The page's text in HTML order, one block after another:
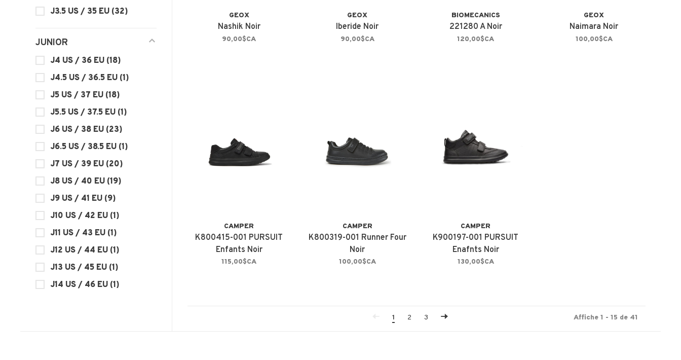
J3.5 US / 35 EU (32)
JUNIOR
J4 US / 36 EU (18)
J4.5 US / 36.5 EU (1)
J5 US / 37 EU (18)
J5.5 US / 37.5 EU (1)
J6 US / 38 EU (23)
J6.5 US / 38.5 EU (1)
J7 US / 39 EU (20)
J8 US / 40 EU (19)
J9 US / 41 EU (9)
J10 US / 42 EU (1)
J11 US / 43 EU (1)
J12 US / 44 EU (1)
J13 US / 45 EU (1)
J14 US / 46 EU (1)
GEOX
Nashik Noir
90,00$CA
GEOX
Iberide Noir
90,00$CA
BIOMECANICS
221280 A Noir
120,00$CA
GEOX
Naimara Noir
100,00$CA
CAMPER
K800415-001 PURSUIT
Enfants Noir
115,00$CA
CAMPER
K800319-001 Runner Four
Noir
100,00$CA
CAMPER
K900197-001 PURSUIT
Enafnts Noir
130,00$CA
1 2 3 Affiche 1 - 15 de 41